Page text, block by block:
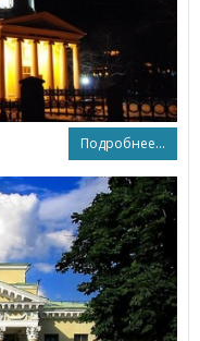
Подробнее...